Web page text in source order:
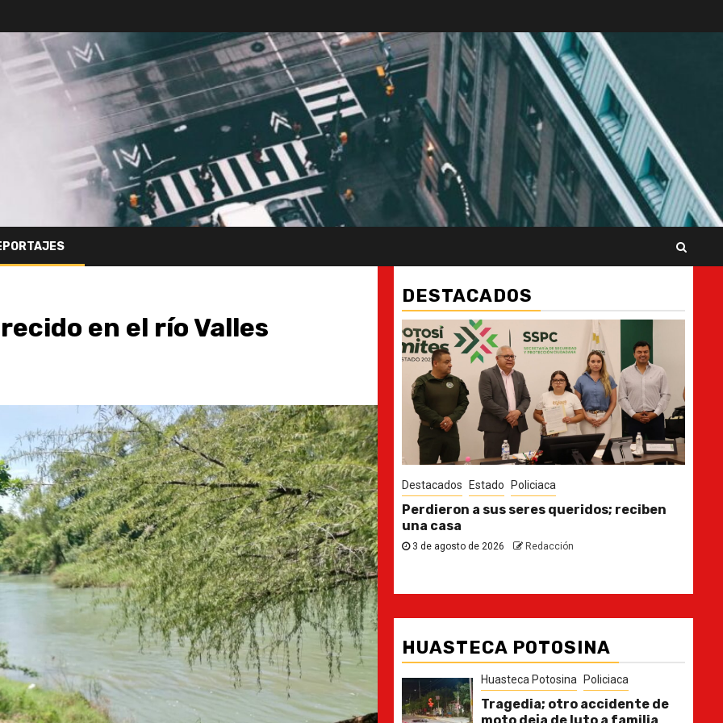
en el río Valles
DESTACADOS
impacto
Destacados Estado Policiaca
Perdieron a sus seres queridos; reciben
una casa
3 de agosto de 2026 Redacción
Destacados Estado
Ya casi, el quinto informe del Gobernador
30 de julio de 2026
HUASTECA POTOSINA
Huasteca Potosina Policiaca
Tragedia; otro accidente de